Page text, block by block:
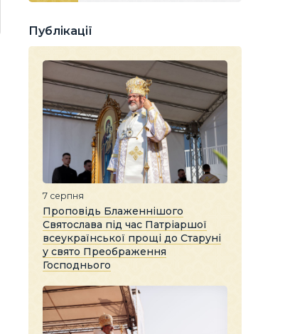
Публікації
7 серпня
Проповідь Блаженнішого
Святослава під час Патріаршої
всеукраїнської прощі до Старуні
у свято Преображення
Господнього